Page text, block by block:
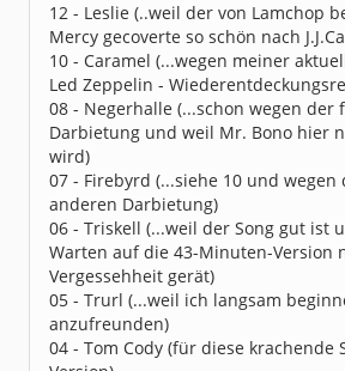
12 - Leslie (..weil der von Lamchop
Mercy gecoverte so schön nach
10 - Caramel (...wegen meiner
Led Zeppelin -
08 - Negerhalle (...schon wegen der
Darbietung und weil Mr. Bono hier
wird)
07 - Firebyrd (...siehe 10 und wegen
anderen Darbietung)
06 - Triskell (...weil der Song gut ist
Warten auf die 43-Minuten-Version
Vergessehheit gerät)
05 - Trurl (...weil ich langsam
anzufreunden)
04 - Tom Cody (für diese krachende